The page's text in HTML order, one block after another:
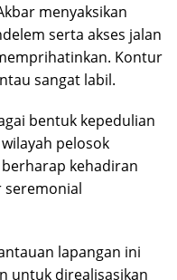
menyaksikan
serta akses jalan
Kontur
sangat labil.
bentuk kepedulian
pelosok
kehadiran
seremonial
lapangan ini
untuk direalisasikan